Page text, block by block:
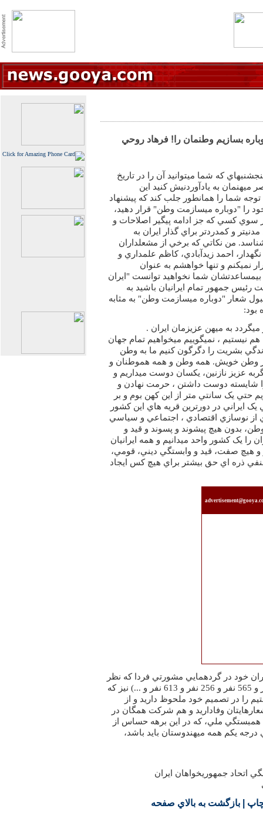
بسازيم وطنمان را! فرهاد روحي
که شما ميتوانيد آن را در تاريخ
ميهنمان به يادآوردنيش کنيد اين
توجه شما را همانطور جلب کند که پيشنهاد
را "دوباره ميسازمت وطن" قرار دهيد،
سوي کسي که جز ادامه پيگير اصلاحات و
و کمدردتر براي گذار ايران به
من نکاتي که برخي از مشعلداران
احمد زيدآبادي، کاظم علمداري و
نميکنم و تنها خواهشم به عنوان
شما نخواهيد توانست "ايران
رئيس جمهور تمام ايرانيان باشيد به
شعار "دوباره ميسازمت وطن" به مثابه
بود:
به ميهن عزيزمان ايران .
هم نيستيم ، نميگوييم ميخواهيم تمام جهان
بشريت را دگرگون کنيم ما به وطن
وطن خويش. همه وطن و همه هموطنان و
عزيز نازنين، يکسان دوست ميداريم و
شايسته دوست داشتن ، حرمت نهادن و
حتي يک سانتي متر از اين کهن بوم و بر
ايراني در دورترين قريه هاي اين کشور
از نوسازي اقتصادي ، اجتماعي و سياسي
بدون هيچ پيشوند و پسوند و قيد و
را يک کشور واحد ميدانيم و همه ايرانيان
هيچ صفت، قيد و وابستگي ديني، قومي،
ذره اي حق بيشتر براي هيچ کس ايجاد
خود در گردهمايي مشورتي فردا که نظر
ديگراني چون ما (تمام آن 255 نفر و 565 نفر و 256 نفر و 613 نفر و ...) نيز که
را در تصميم خود ملحوظ داريد و از
وفاداريد و هم شرکت همگان در
ملي، که در اين برهه حساس از
درجه يکم همه ميهندوستان بايد باشد،
اتحاد جمهوريخواهان ايران
بازگشت به بالاي صفحه